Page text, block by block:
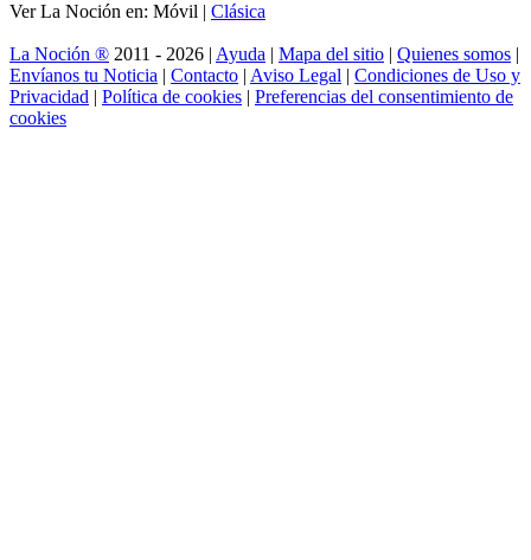
Ver La Noción en: Móvil | Clásica
La Noción ® 2011 - 2026 | Ayuda | Mapa del sitio | Quienes somos |
Envíanos tu Noticia | Contacto | Aviso Legal | Condiciones de Uso y
Privacidad | Política de cookies | Preferencias del consentimiento de
cookies